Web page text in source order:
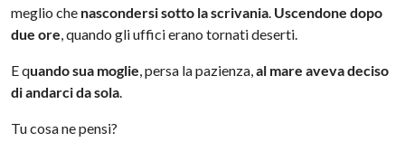
meglio che nascondersi sotto la scrivania. Uscendone dopo
due ore, quando gli uffici erano tornati deserti.
E quando sua moglie, persa la pazienza,al mare aveva deciso
di andarci da sola.
Tu cosa ne pensi?